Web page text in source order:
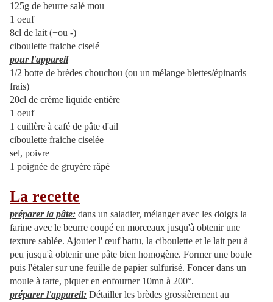
125g de beurre salé mou
1 oeuf
8cl de lait (+ou -)
ciboulette fraiche ciselé
pour l'appareil
1/2 botte de brèdes chouchou (ou un mélange blettes/épinards
frais)
20cl de crème liquide entière
1 oeuf
1 cuillère à café de pâte d'ail
ciboulette fraiche ciselée
sel, poivre
1 poignée de gruyère râpé
La recette
préparer la pâte: dans un saladier, mélanger avec les doigts la
farine avec le beurre coupé en morceaux jusqu'à obtenir une
texture sablée. Ajouter l' œuf battu, la ciboulette et le lait peu à
peu jusqu'à obtenir une pâte bien homogène. Former une boule
puis l'étaler sur une feuille de papier sulfurisé. Foncer dans un
moule à tarte, piquer en enfourner 10mn à 200°.
préparer l'appareil: Détailler les brèdes grossièrement au